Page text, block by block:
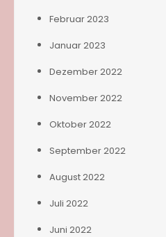
Februar 2023
Januar 2023
Dezember 2022
November 2022
Oktober 2022
September 2022
August 2022
Juli 2022
Juni 2022